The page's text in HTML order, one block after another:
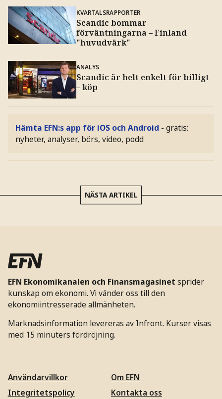
KVARTALSRAPPORTER
Scandic bommar
förväntningarna – Finland
"huvudvärk"
ANALYS
Scandic är helt enkelt för billigt
– köp
Hämta EFN:s app för iOS och Android - gratis:
nyheter, analyser, börs, video, podd
NÄSTA ARTIKEL
EFN Ekonomikanalen och Finansmagasinet sprider
kunskap om ekonomi. Vi vänder oss till den
ekonomiintresserade allmänheten.
Marknadsinformation levereras av Infront. Kurser visas
med 15 minuters fördröjning.
Användarvillkor
Integritetspolicy
Om EFN
Kontakta oss